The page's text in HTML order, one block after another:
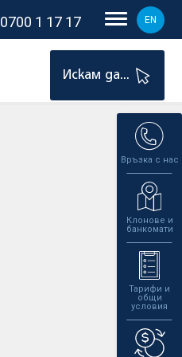
0700 1 17 17 EN
Искам да...
Връзка с нас
Клонове и
банкомати
Тарифи и
общи
условия